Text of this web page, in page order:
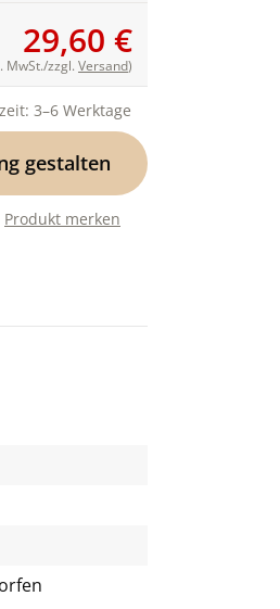
29,60 €
MwSt./zzgl. Versand)
3–6 Werktage
gestalten
Produkt merken